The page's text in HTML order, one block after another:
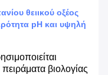
θειικού οξέος
pH και υψηλή
βιολογίας